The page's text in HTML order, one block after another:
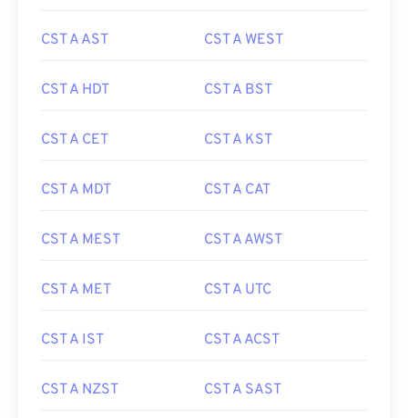
CST A AST CST A WEST
CST A HDT CST A BST
CST A CET CST A KST
CST A MDT CST A CAT
CST A MEST CST A AWST
CST A MET CST A UTC
CST A IST CST A ACST
CST A NZST CST A SAST